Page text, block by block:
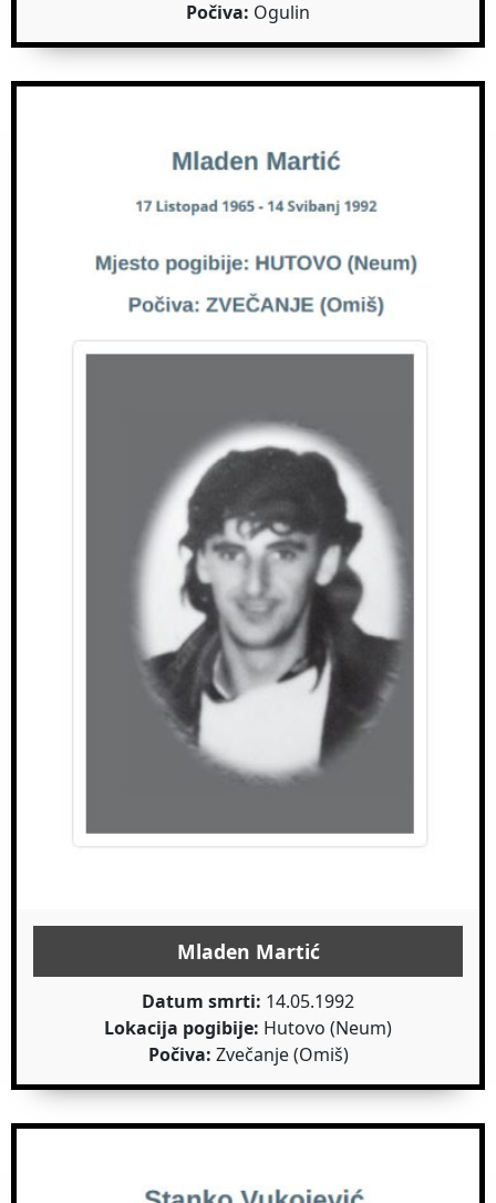
Počiva: Ogulin
Mladen Martić
Datum smrti: 14.05.1992
Lokacija pogibije: Hutovo (Neum)
Počiva: Zvečanje (Omiš)